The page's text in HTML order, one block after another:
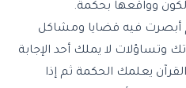
وواقعها بحكمة.
أبصرت فيه قضايا ومشاكل
وتساؤلات لا يملك أحد الإجابة
يعلمك الحكمة ثم إذا